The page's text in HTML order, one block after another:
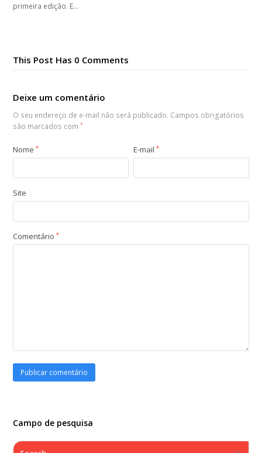
primeira edição. E…
This Post Has 0 Comments
Deixe um comentário
O seu endereço de e-mail não será publicado. Campos obrigatórios
são marcados com*
Nome* E-mail*
Site
Comentário*
Campo de pesquisa
Search